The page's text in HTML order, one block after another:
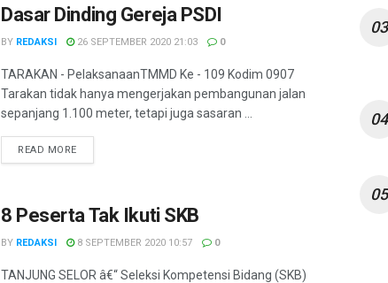
Dasar Dinding Gereja PSDI
BY REDAKSI 26 SEPTEMBER 2020 21:03 0
TARAKAN - PelaksanaanTMMD Ke - 109 Kodim 0907
Tarakan tidak hanya mengerjakan pembangunan jalan
sepanjang 1.100 meter, tetapi juga sasaran ...
READ MOREDETAILS
8 Peserta Tak Ikuti SKB
BY REDAKSI 8 SEPTEMBER 2020 10:57 0
TANJUNG SELOR â€“ Seleksi Kompetensi Bidang (SKB)